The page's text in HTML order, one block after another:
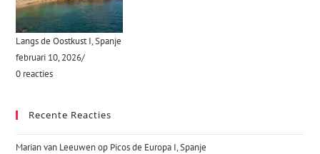
Langs de Oostkust I, Spanje
februari 10, 2026/
0 reacties
Recente Reacties
Marian van Leeuwenop Picos de Europa I, Spanje